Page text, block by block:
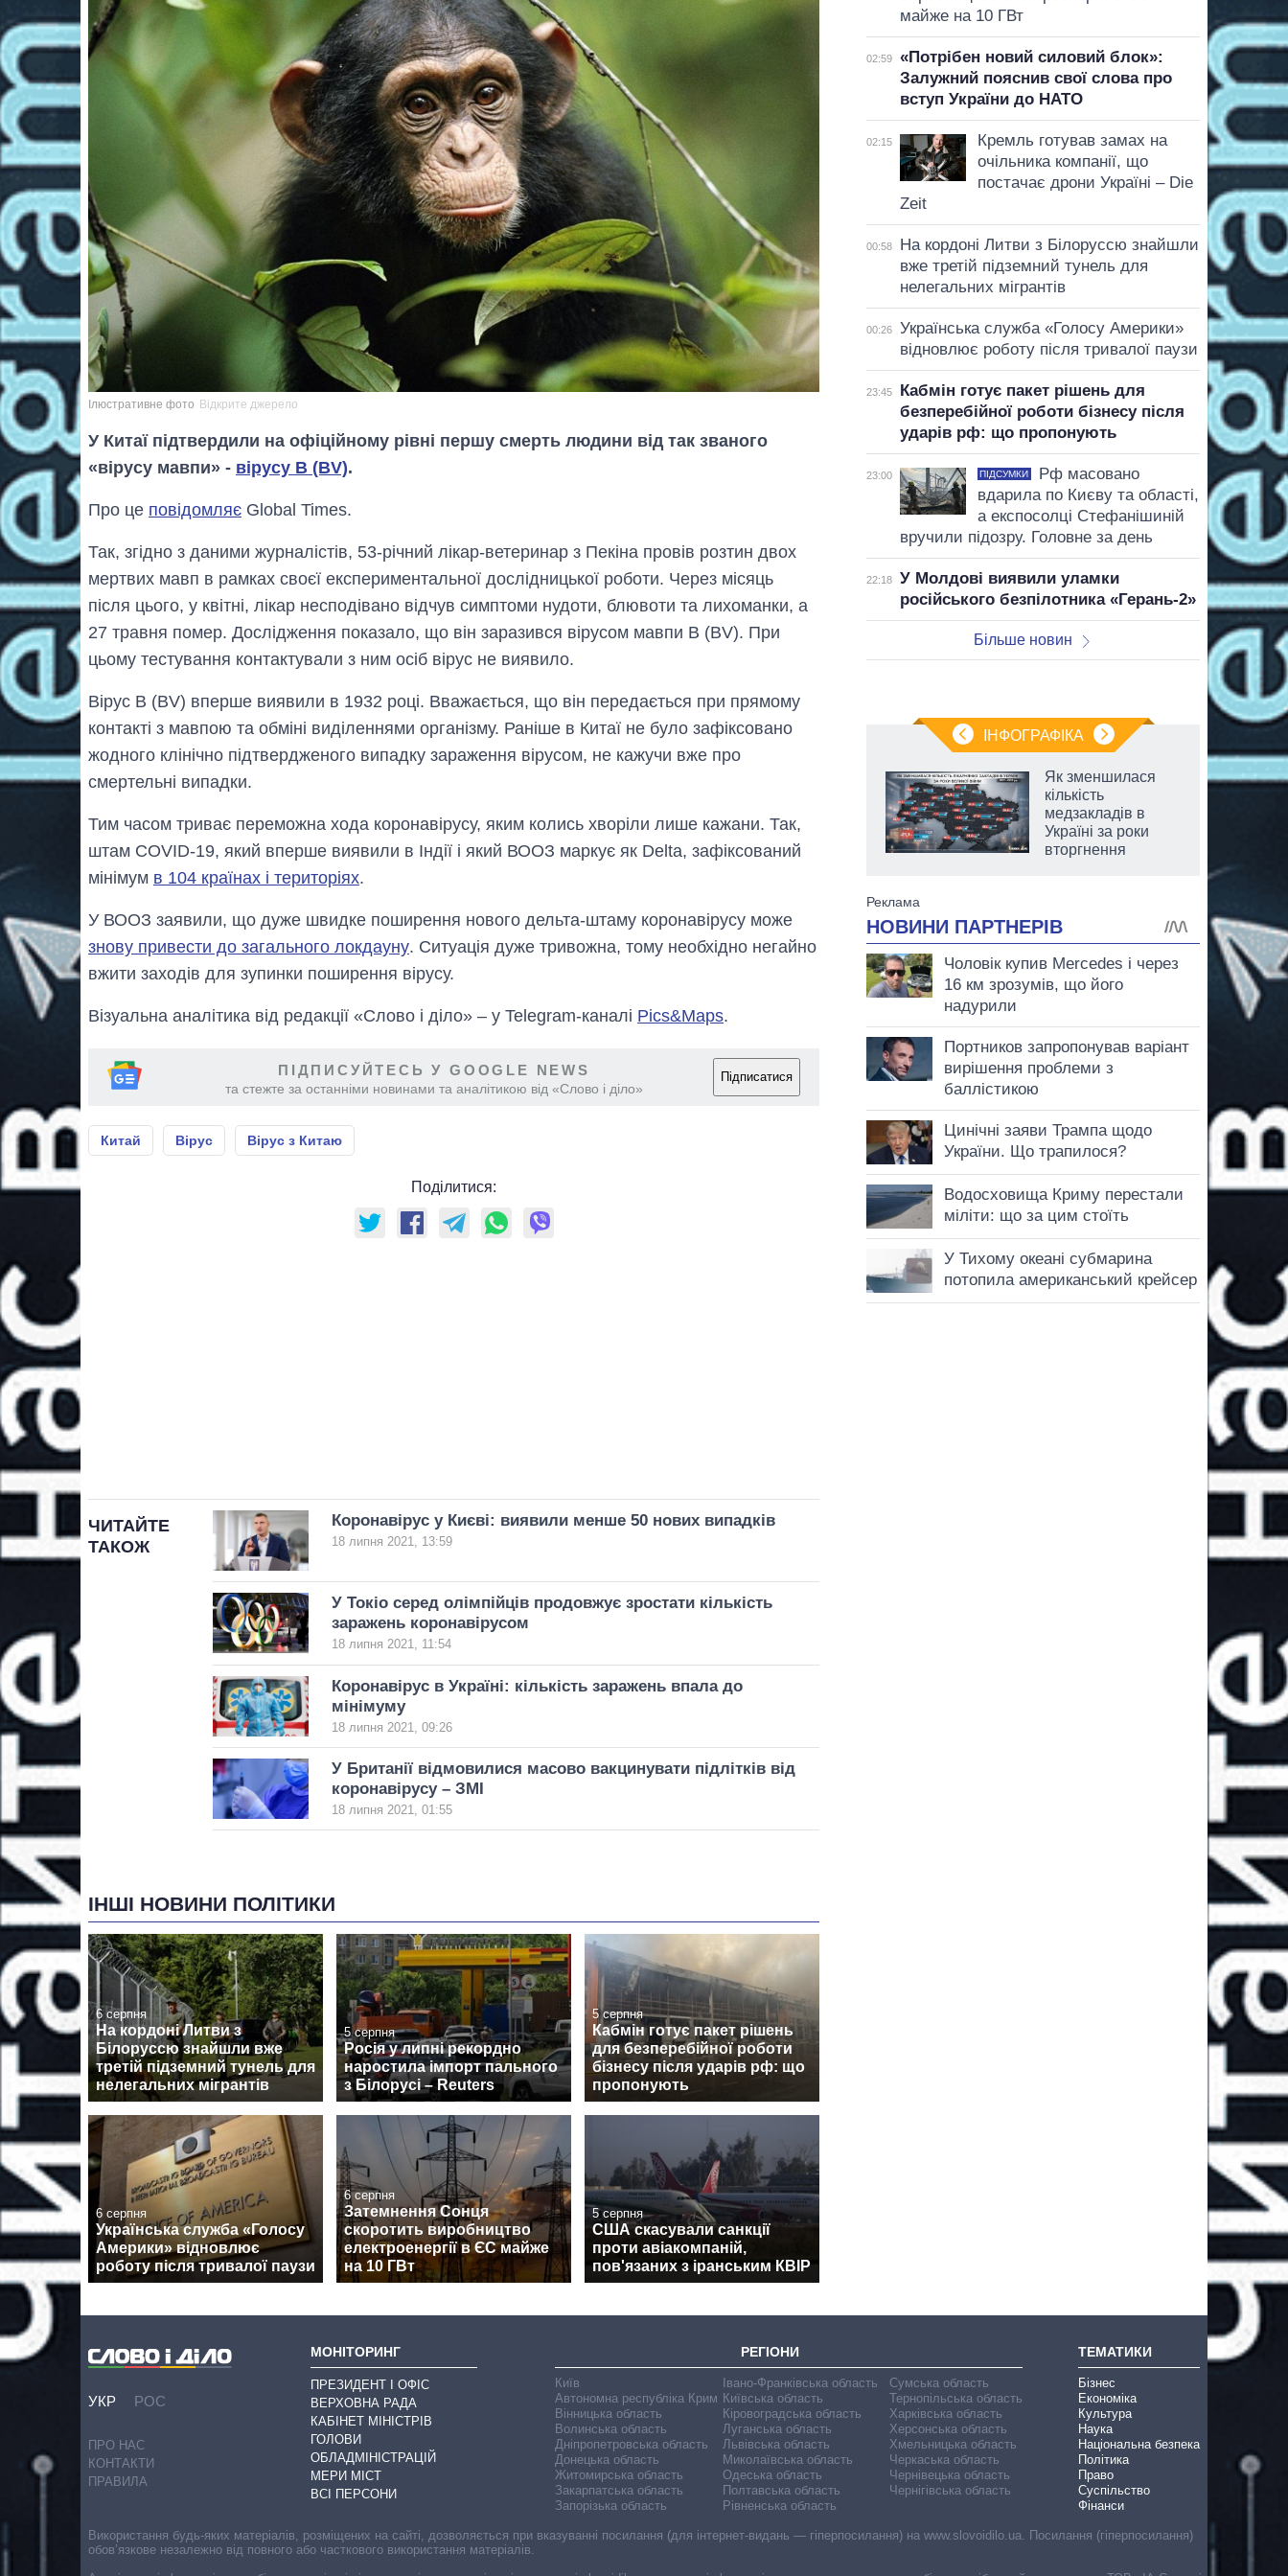
Ілюстративне фото Відкрите джерело
У Китаї підтвердили на офіційному рівні першу смерть людини від так званого
«вірусу мавпи» - вірусу B (BV).
Про це повідомляє Global Times.
Так, згідно з даними журналістів, 53-річний лікар-ветеринар з Пекіна провів розтин двох
мертвих мавп в рамках своєї експериментальної дослідницької роботи. Через місяць
після цього, у квітні, лікар несподівано відчув симптоми нудоти, блювоти та лихоманки, а
27 травня помер. Дослідження показало, що він заразився вірусом мавпи B (BV). При
цьому тестування контактували з ним осіб вірус не виявило.
Вірус B (BV) вперше виявили в 1932 році. Вважається, що він передається при прямому
контакті з мавпою та обміні виділеннями організму. Раніше в Китаї не було зафіксовано
жодного клінічно підтвердженого випадку зараження вірусом, не кажучи вже про
смертельні випадки.
Тим часом триває переможна хода коронавірусу, яким колись хворіли лише кажани. Так,
штам COVID-19, який вперше виявили в Індії і який ВООЗ маркує як Delta, зафіксований
мінімум в 104 країнах і територіях.
У ВООЗ заявили, що дуже швидке поширення нового дельта-штаму коронавірусу може
знову привести до загального локдауну. Ситуація дуже тривожна, тому необхідно негайно
вжити заходів для зупинки поширення вірусу.
Візуальна аналітика від редакції «Слово і діло» – у Telegram-каналі Pics&Maps.
ПІДПИСУЙТЕСЬ У GOOGLE NEWS
та стежте за останніми новинами та аналітикою від «Слово і діло»
Підписатися
Китай Вірус Вірус з Китаю
Поділитися:
ЧИТАЙТЕ
ТАКОЖ
Коронавірус у Києві: виявили менше 50 нових випадків
18 липня 2021, 13:59
У Токіо серед олімпійців продовжує зростати кількість
заражень коронавірусом
18 липня 2021, 11:54
Коронавірус в Україні: кількість заражень впала до
мінімуму
18 липня 2021, 09:26
У Британії відмовилися масово вакцинувати підлітків від
коронавірусу – ЗМІ
18 липня 2021, 01:55
ІНШІ НОВИНИ ПОЛІТИКИ
6 серпня
На кордоні Литви з
Білоруссю знайшли вже
третій підземний тунель для
нелегальних мігрантів
5 серпня
Росія у липні рекордно
наростила імпорт пального
з Білорусі – Reuters
5 серпня
Кабмін готує пакет рішень
для безперебійної роботи
бізнесу після ударів рф: що
пропонують
6 серпня
Українська служба «Голосу
Америки» відновлює
роботу після тривалої паузи
6 серпня
Затемнення Сонця
скоротить виробництво
електроенергії в ЄС майже
на 10 ГВт
5 серпня
США скасували санкції
проти авіакомпаній,
пов'язаних з іранським КВІР
майже на 10 ГВт
02:59
«Потрібен новий силовий блок»:
Залужний пояснив свої слова про
вступ України до НАТО
02:15
Кремль готував замах на
очільника компанії, що
постачає дрони Україні – Die
Zeit
00:58
На кордоні Литви з Білоруссю знайшли
вже третій підземний тунель для
нелегальних мігрантів
00:26
Українська служба «Голосу Америки»
відновлює роботу після тривалої паузи
23:45
Кабмін готує пакет рішень для
безперебійної роботи бізнесу після
ударів рф: що пропонують
23:00 ПІДСУМКИ
Рф масовано
вдарила по Києву та області,
а експосолці Стефанішиній
вручили підозру. Головне за день
22:18
У Молдові виявили уламки
російського безпілотника «Герань-2»
Більше новин
ІНФОГРАФІКА
заробляють
OpenAI та
Як зменшилася
кількість
медзакладів в
Україні за роки
вторгнення
УКР РОС
ПРО НАС
КОНТАКТИ
ПРАВИЛА
МОНІТОРИНГ
ПРЕЗИДЕНТ І ОФІС
ВЕРХОВНА РАДА
КАБІНЕТ МІНІСТРІВ
ГОЛОВИ
ОБЛАДМІНІСТРАЦІЙ
МЕРИ МІСТ
ВСІ ПЕРСОНИ
РЕГІОНИ
Київ
Автономна республіка Крим
Вінницька область
Волинська область
Дніпропетровська область
Донецька область
Житомирська область
Закарпатська область
Запорізька область
Івано-Франківська область
Київська область
Кіровоградська область
Луганська область
Львівська область
Миколаївська область
Одеська область
Полтавська область
Рівненська область
Сумська область
Тернопільська область
Харківська область
Херсонська область
Хмельницька область
Черкаська область
Чернівецька область
Чернігівська область
ТЕМАТИКИ
Бізнес
Економіка
Культура
Наука
Національна безпека
Політика
Право
Суспільство
Фінанси
Використання будь-яких матеріалів, розміщених на сайті, дозволяється при вказуванні посилання (для інтернет-видань — гіперпосилання) на www.slovoidilo.ua. Посилання (гіперпосилання)
обов’язкове незалежно від повного або часткового використання матеріалів.